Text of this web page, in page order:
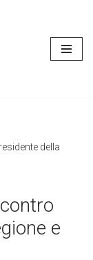
della
e